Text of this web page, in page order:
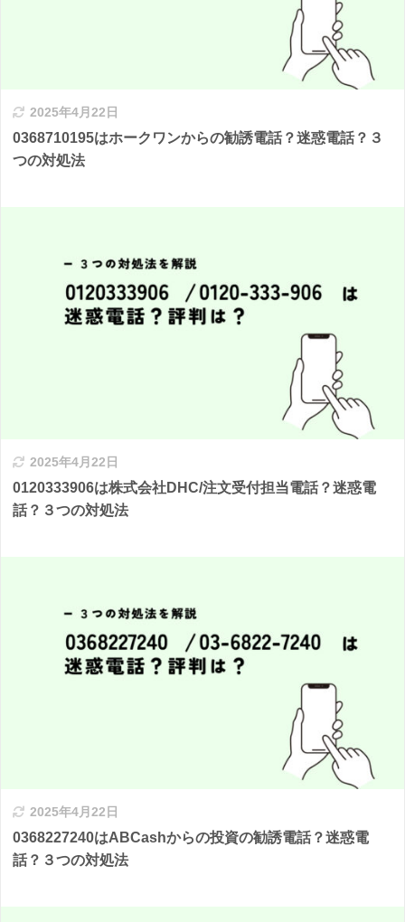
2025年4月22日
0368710195はホークワンからの勧誘電話？迷惑電話？３
つの対処法
2025年4月22日
0120333906は株式会社DHC/注文受付担当電話？迷惑電
話？３つの対処法
2025年4月22日
0368227240はABCashからの投資の勧誘電話？迷惑電
話？３つの対処法